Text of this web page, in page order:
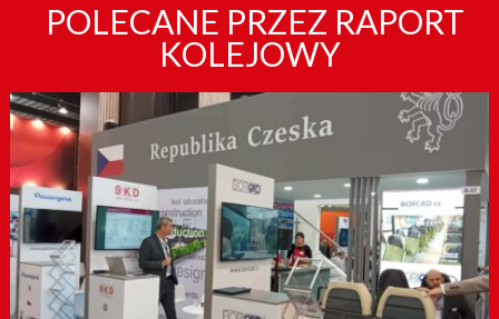
POLECANE PRZEZ RAPORT
KOLEJOWY